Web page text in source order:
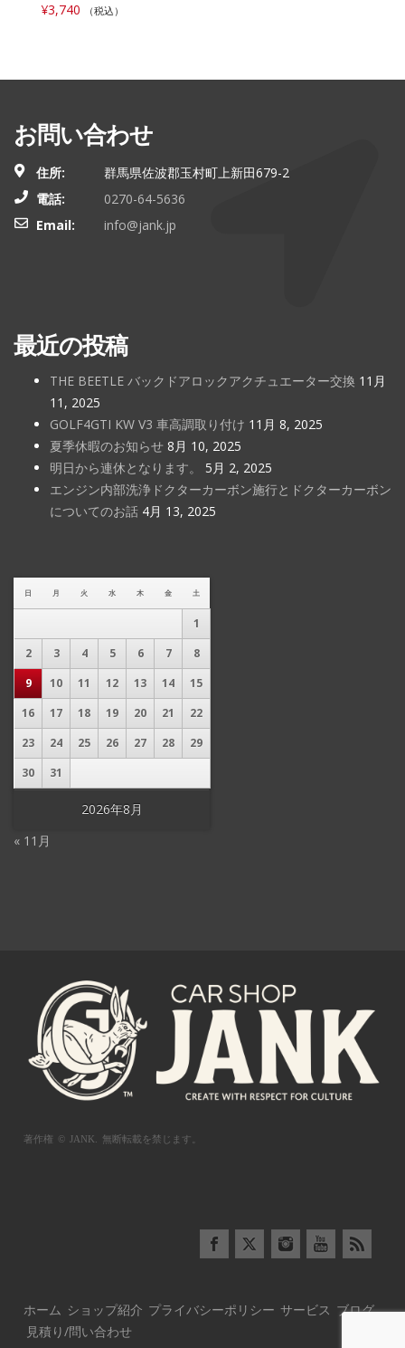
¥3,740 （税込）
お問い合わせ
住所:
群馬県佐波郡玉村町上新田679-2
電話:
0270-64-5636
Email:
info@jank.jp
最近の投稿
THE BEETLE バックドアロックアクチュエーター交換 11月
11, 2025
GOLF4GTI KW V3 車高調取り付け 11月 8, 2025
夏季休暇のお知らせ 8月 10, 2025
明日から連休となります。
5月 2, 2025
エンジン内部洗浄ドクターカーボン施行とドクターカーボン
についてのお話 4月 13, 2025
2026年8月
日 月 火 水 木 金 土
1
2
3 4 5 6 7
8
9
10 11 12 13 14
15
16
17 18 19 20 21
22
23
24 25 26 27 28
29
30
31
« 11月
著作権 © JANK. 無断転載を禁じます。
ホーム ショップ紹介 プライバシーポリシー サービス ブログ
見積り/問い合わせ